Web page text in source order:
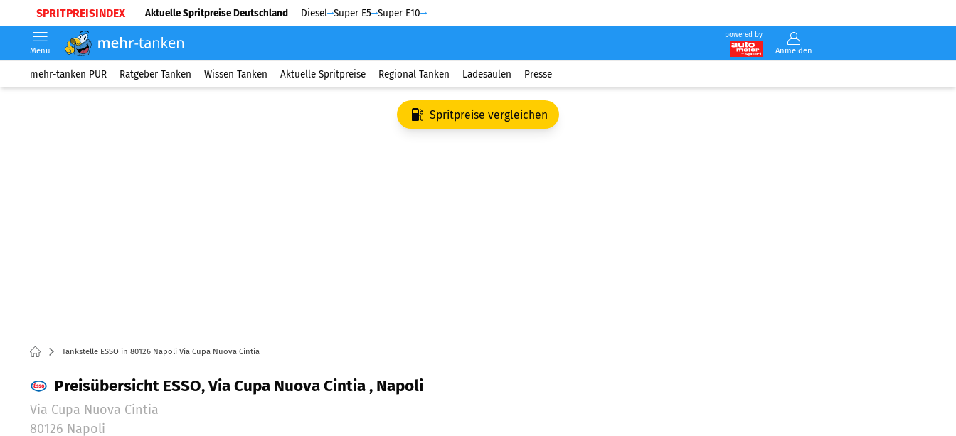
SPRITPREISINDEX Aktuelle Spritpreise Deutschland Diesel Super E5 Super E10
powered by
Anmelden
Menü
mehr-tanken PUR Ratgeber Tanken Wissen Tanken Aktuelle Spritpreise Regional Tanken Ladesäulen Presse
Spritpreise vergleichen
Tankstelle ESSO in 80126 Napoli Via Cupa Nuova Cintia
Preisübersicht ESSO, Via Cupa Nuova Cintia , Napoli
Via Cupa Nuova Cintia
80126 Napoli